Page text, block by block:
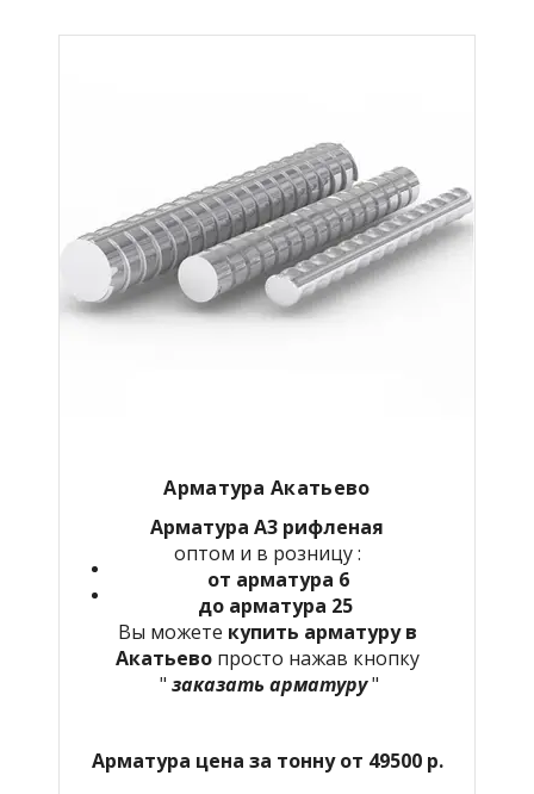
Арматура Акатьево
Арматура А3 рифленая
оптом и в розницу :
от арматура 6
до арматура 25
Вы можете купить арматуру в
Акатьево просто нажав кнопку
" заказать арматуру"
Арматура цена за тонну от 49500 р.